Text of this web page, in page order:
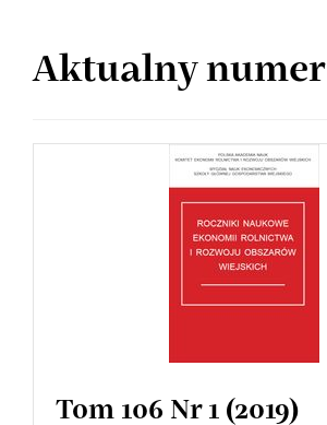
Aktualny numer
Tom 106 Nr 1 (2019)